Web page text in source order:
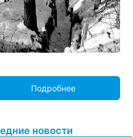
Подробнее
новости